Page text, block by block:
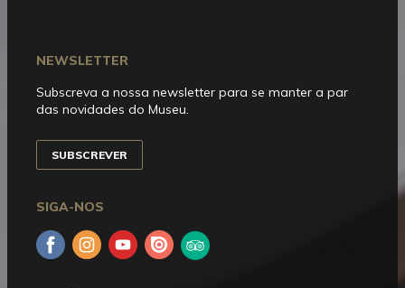
NEWSLETTER
Subscreva a nossa newsletter para se manter a par
das novidades do Museu.
SUBSCREVER
SIGA-NOS
FacebookInstagramYouTube
Issuu Trip
Advisor